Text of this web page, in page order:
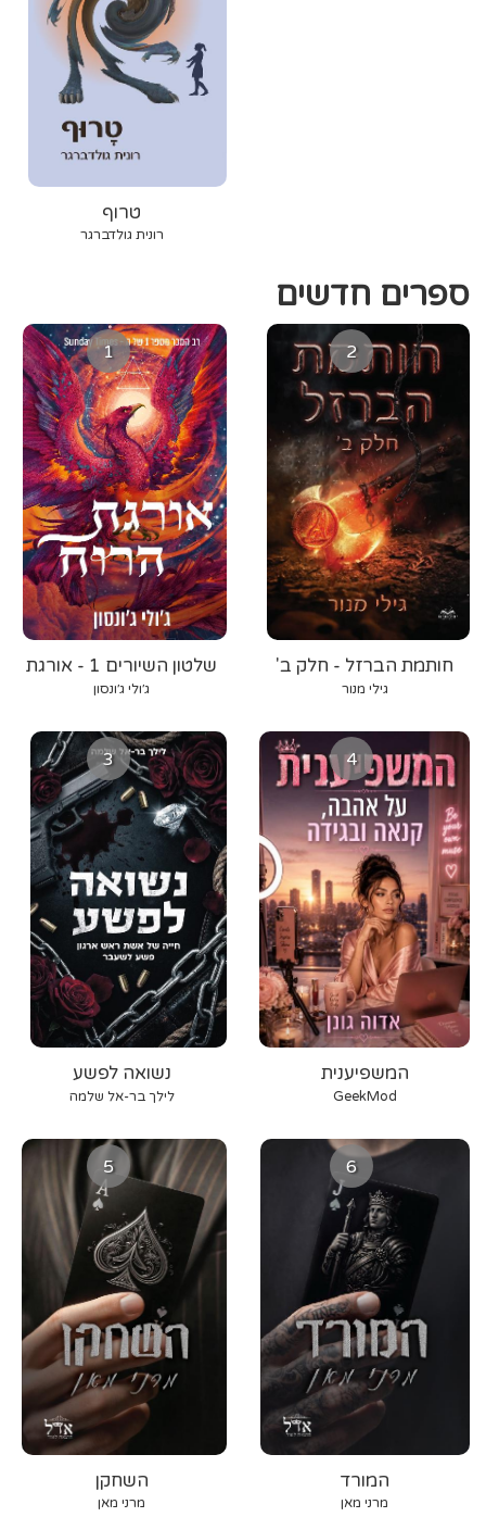
טרוף
רונית גולדברגר
ספרים חדשים
1
שלטון השיורים 1 - אורגת
הרוח
ג׳ולי ג׳ונסון
2
חותמת הברזל - חלק ב'
גילי מנור
3
נשואה לפשע
לילך בר-אל שלמה
4
המשפיענית
GeekMod
5
השחקן
מרני מאן
6
המורד
מרני מאן